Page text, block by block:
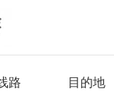
路 目的地